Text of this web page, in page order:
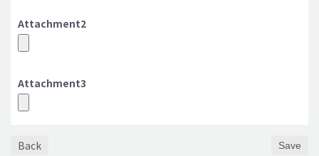
Attachment2
Attachment3
Back Save